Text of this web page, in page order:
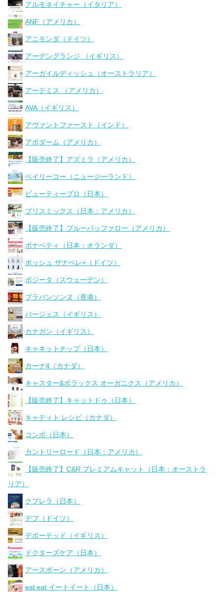
アルモネイチャー（イタリア）
ANF（アメリカ）
アニモンダ（ドイツ）
アーデングランジ （イギリス）
アーガイルディッシュ（オーストラリア）
アーテミス （アメリカ）
AVA（イギリス）
アヴァントファースト（インド）
アボダーム（アメリカ）
【販売終了】アズミラ（アメリカ）
ベイリーコー（ニュージーランド）
ビューティープロ（日本）
ブリスミックス（日本：アメリカ）
【販売終了】ブルーバッファロー（アメリカ）
ボナペティ（日本：オランダ）
ボッシュ ザナベレ+（ドイツ）
ボジータ（スウェーデン）
ブラバンソンヌ（香港）
バージェス（イギリス）
カナガン（イギリス）
キャネットチップ（日本）
カーナ4（カナダ）
キャスター&ポラックス オーガニクス（アメリカ）
【販売終了】キャットドゥ（日本）
キャティト レシピ（カナダ）
コンボ（日本）
カントリーロード（日本：アメリカ）
【販売終了】C&R プレミアムキャット（日本：オーストラ
リア）
クプレラ（日本）
デフ（ドイツ）
デボーテッド（イギリス）
ドクターズケア（日本）
アースボーン（アメリカ）
eat eat イートイート（日本）